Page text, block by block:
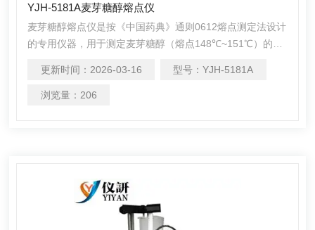
YJH-5181A麦芽糖醇熔点仪
麦芽糖醇熔点仪是按《中国药典》通则0612熔点测定法设计
的专用仪器，用于测定麦芽糖醇（熔点148℃~151℃）的熔
更新时间： 2026-03-16 型号：YJH-5181A
浏览量： 206